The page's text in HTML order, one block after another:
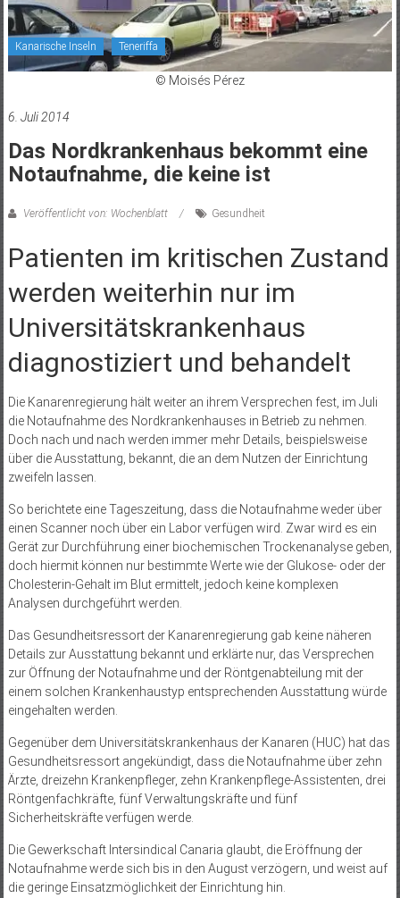
Kanarische Inseln Teneriffa
© Moisés Pérez
6. Juli 2014
Das Nordkrankenhaus bekommt eine
Notaufnahme, die keine ist
Veröffentlicht von: Wochenblatt Gesundheit
Patienten im kritischen Zustand
werden weiterhin nur im
Universitätskrankenhaus
diagnostiziert und behandelt
Die Kanarenregierung hält weiter an ihrem Versprechen fest, im Juli
die Notaufnahme des Nordkrankenhauses in Betrieb zu nehmen.
Doch nach und nach werden immer mehr Details, beispielsweise
über die Ausstattung, bekannt, die an dem Nutzen der Einrichtung
zweifeln lassen.
So berichtete eine Tageszeitung, dass die Notaufnahme weder über
einen Scanner noch über ein Labor verfügen wird. Zwar wird es ein
Gerät zur Durchführung einer biochemischen Trockenanalyse geben,
doch hiermit können nur bestimmte Werte wie der Glukose- oder der
Cholesterin-Gehalt im Blut ermittelt, jedoch keine komplexen
Analysen durchgeführt werden.
Das Gesundheitsressort der Kanarenregierung gab keine näheren
Details zur Ausstattung bekannt und erklärte nur, das Versprechen
zur Öffnung der Notaufnahme und der Röntgenabteilung mit der
einem solchen Krankenhaustyp entsprechenden Ausstattung würde
eingehalten werden.
Gegenüber dem Universitätskrankenhaus der Kanaren (HUC) hat das
Gesundheitsressort angekündigt, dass die Notaufnahme über zehn
Ärzte, dreizehn Krankenpfleger, zehn Krankenpflege-Assistenten, drei
Röntgenfachkräfte, fünf Verwaltungskräfte und fünf
Sicherheitskräfte verfügen werde.
Die Gewerkschaft Intersindical Canaria glaubt, die Eröffnung der
Notaufnahme werde sich bis in den August verzögern, und weist auf
die geringe Einsatzmöglichkeit der Einrichtung hin.